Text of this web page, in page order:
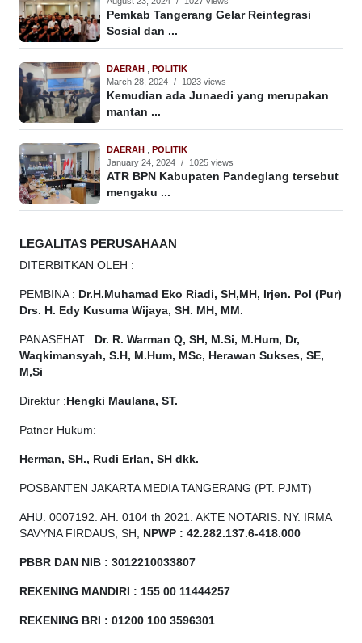
Pemkab Tangerang Gelar Reintegrasi
Sosial dan ...
DAERAH , POLITIK
March 28, 2024 / 1023 views
Kemudian ada Junaedi yang merupakan
mantan ...
DAERAH , POLITIK
January 24, 2024 / 1025 views
ATR BPN Kabupaten Pandeglang tersebut
mengaku ...
LEGALITAS PERUSAHAAN
DITERBITKAN OLEH :
PEMBINA : Dr.H.Muhamad Eko Riadi, SH,MH, Irjen. Pol (Pur)
Drs. H. Edy Kusuma Wijaya, SH. MH, MM.
PANASEHAT : Dr. R. Warman Q, SH, M.Si, M.Hum, Dr,
Waqkimansyah, S.H, M.Hum, MSc, Herawan Sukses, SE,
M,Si
Direktur : Hengki Maulana, ST.
Patner Hukum:
Herman, SH., Rudi Erlan, SH dkk.
POSBANTEN JAKARTA MEDIA TANGERANG (PT. PJMT)
AHU. 0007192. AH. 0104 th 2021. AKTE NOTARIS. NY. IRMA
SAVYNA FIRDAUS, SH, NPW P : 42.282.137.6-418.000
PBBR DAN NIB : 3012210033807
REKENING MANDIRI : 155 00 11444257
REKENING BRI : 01200 100 3596301